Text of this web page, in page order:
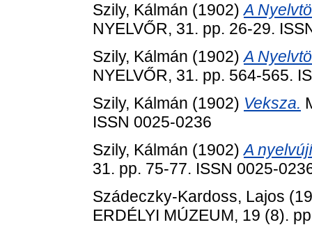
Szily, Kálmán (1902)A
NYELVŐR, 31. pp. 26-29.
Szily, Kálmán (1902)A
NYELVŐR, 31. pp. 564-565.
Szily, Kálmán (1902) Veksza.
ISSN 0025-0236
Szily, Kálmán (1902)A
31. pp. 75-77. ISSN 0025-
Szádeczky-Kardoss, Lajos
ERDÉLYI MÚZEUM, 19 (8).